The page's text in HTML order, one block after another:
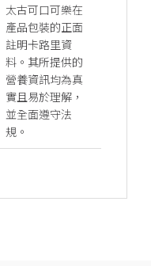
太古可口可樂在
產品包裝的正面
註明卡路里資
料。其所提供的
營養資訊均為真
實且易於理解，
並全面遵守法
規。